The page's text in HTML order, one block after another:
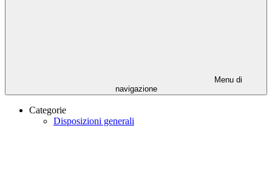
Menu di
navigazione
Categorie
Disposizioni generali